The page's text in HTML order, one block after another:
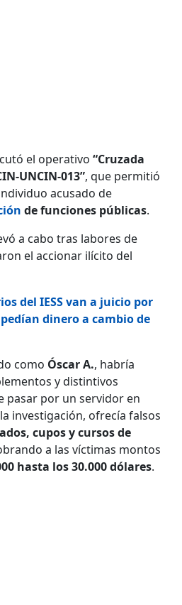
el operativo“Cruzada
UNCIN-013”, que permitió
acusado de
de funciones públicas.
a cabo tras labores de
el accionar ilícito del
del IESS van a juicio por
dinero a cambio de
como Óscar A., habría
y distintivos
pasar por un servidor en
investigación, ofrecía falsos
cupos y cursos de
a las víctimas montos
hasta los 30.000 dólares.